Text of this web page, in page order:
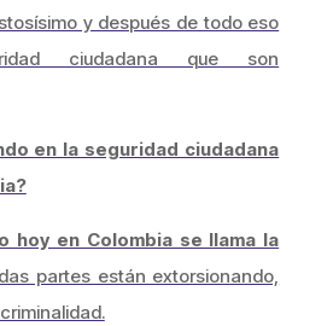
y después de todo eso
ciudadana que son
en la seguridad ciudadana
hoy en Colombia se llama la
partes están extorsionando,